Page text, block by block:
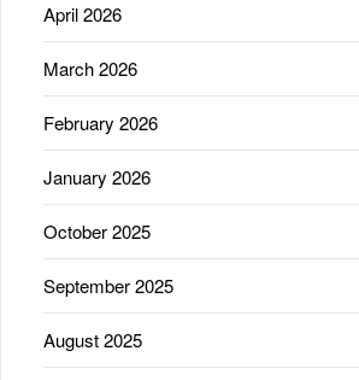
April 2026
March 2026
February 2026
January 2026
October 2025
September 2025
August 2025